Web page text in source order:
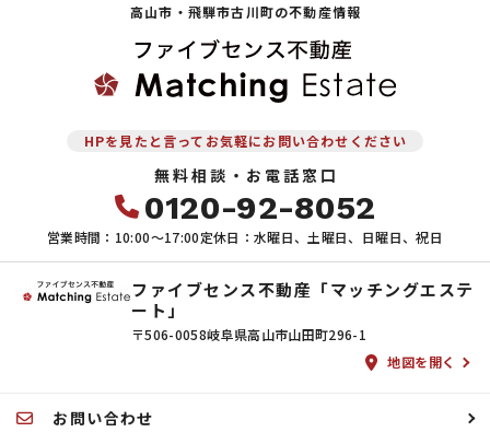
高山市・飛騨市古川町の不動産情報
HPを見たと言ってお気軽にお問い合わせください
無料相談・お電話窓口
0120-92-8052
営業時間：10:00〜17:00定休日：水曜日、土曜日、日曜日、祝日
ファイブセンス不動産「マッチングエステ
ート」
〒506-0058岐阜県高山市山田町296-1
地図を開く
お問い合わせ